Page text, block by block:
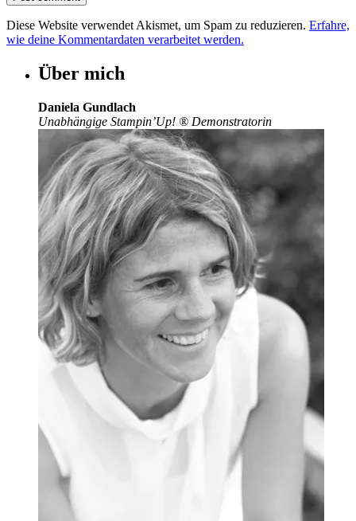
Diese Website verwendet Akismet, um Spam zu reduzieren. Erfahre,
wie deine Kommentardaten verarbeitet werden.
Über mich
Daniela Gundlach
Unabhängige Stampin’Up! ® Demonstratorin